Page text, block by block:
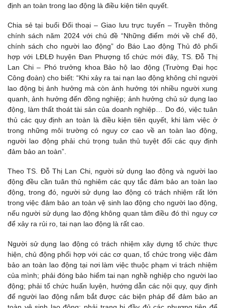
định an toàn trong lao động là điều kiện tiên quyết.
Chia sẻ tại buổi Đối thoại – Giao lưu trực tuyến – Truyền thông
chính sách năm 2024 với chủ đề “Những điểm mới về chế độ,
chính sách cho người lao động” do Báo Lao động Thủ đô phối
hợp với LĐLĐ huyện Đan Phượng tổ chức mới đây, TS. Đỗ Thị
Lan Chi – Phó trưởng khoa Bảo hộ lao động (Trường Đại học
Công đoàn) cho biết: “Khi xảy ra tai nạn lao động không chỉ người
lao động bị ảnh hưởng mà còn ảnh hưởng tới nhiều người xung
quanh, ảnh hưởng đến đồng nghiệp; ảnh hưởng chủ sử dụng lao
động, làm thất thoát tài sản của doanh nghiệp… Do đó, việc tuân
thủ các quy định an toàn là điều kiện tiên quyết, khi làm việc ở
trong những môi trường có nguy cơ cao về an toàn lao động,
người lao động phải chú trọng tuân thủ tuyệt đối các quy định
đảm bảo an toàn”.
Theo TS. Đỗ Thị Lan Chi, người sử dụng lao động và người lao
động đều cần tuân thủ nghiêm các quy tắc đảm bảo an toàn lao
động, trong đó, người sử dụng lao động có trách nhiệm rất lớn
trong việc đảm bảo an toàn vệ sinh lao động cho người lao động,
nếu người sử dụng lao động không quan tâm điều đó thì nguy cơ
để xảy ra rủi ro, tai nạn lao động là rất cao.
Người sử dụng lao động có trách nhiệm xây dựng tổ chức thực
hiện, chủ động phối hợp với các cơ quan, tổ chức trong việc đảm
bảo an toàn lao động tại nơi làm việc thuộc phạm vi trách nhiệm
của mình; phải đóng bảo hiểm tai nạn nghề nghiệp cho người lao
động; phải tổ chức huấn luyện, hướng dẫn các nội quy, quy định
để người lao động nắm bắt được các biện pháp để đảm bảo an